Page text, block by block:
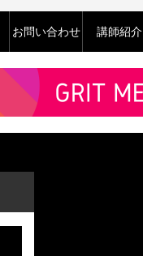
お問い合わせ 講師紹介